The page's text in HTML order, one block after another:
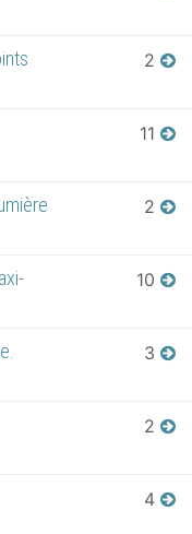
2
11
2
10
3
2
4